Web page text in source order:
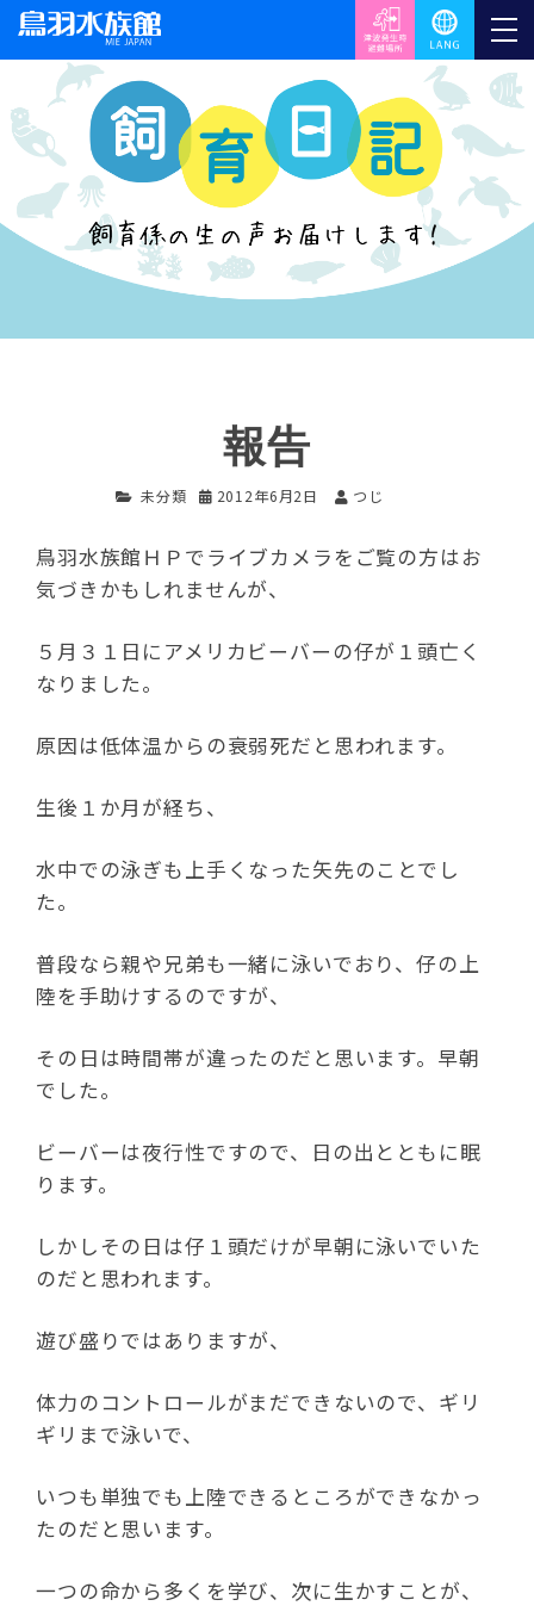
報告
未分類 2012年6月2日 つじ
鳥羽水族館ＨＰでライブカメラをご覧の方はお
気づきかもしれませんが、
５月３１日にアメリカビーバーの仔が１頭亡く
なりました。
原因は低体温からの衰弱死だと思われます。
生後１か月が経ち、
水中での泳ぎも上手くなった矢先のことでし
た。
普段なら親や兄弟も一緒に泳いでおり、仔の上
陸を手助けするのですが、
その日は時間帯が違ったのだと思います。早朝
でした。
ビーバーは夜行性ですので、日の出とともに眠
ります。
しかしその日は仔１頭だけが早朝に泳いでいた
のだと思われます。
遊び盛りではありますが、
体力のコントロールがまだできないので、ギリ
ギリまで泳いで、
いつも単独でも上陸できるところができなかっ
たのだと思います。
一つの命から多くを学び、次に生かすことが、